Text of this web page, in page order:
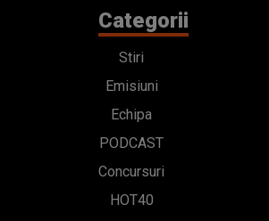
Categorii
Stiri
Emisiuni
Echipa
PODCAST
Concursuri
HOT40